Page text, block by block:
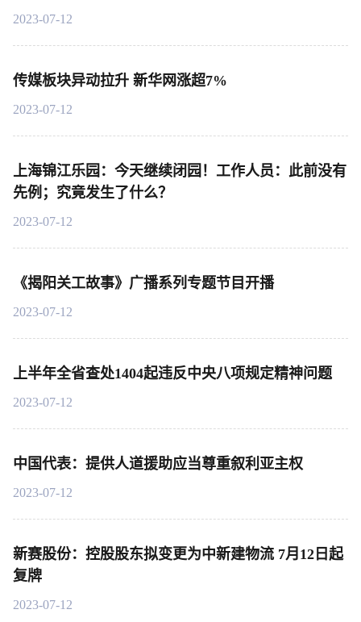
2023-07-12
传媒板块异动拉升 新华网涨超7%
2023-07-12
上海锦江乐园：今天继续闭园！工作人员：此前没有
先例；究竟发生了什么？
2023-07-12
《揭阳关工故事》广播系列专题节目开播
2023-07-12
上半年全省查处1404起违反中央八项规定精神问题
2023-07-12
中国代表：提供人道援助应当尊重叙利亚主权
2023-07-12
新赛股份：控股股东拟变更为中新建物流 7月12日起
复牌
2023-07-12